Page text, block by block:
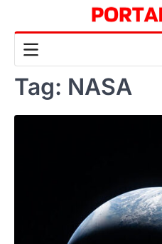
content
Tag: NASA